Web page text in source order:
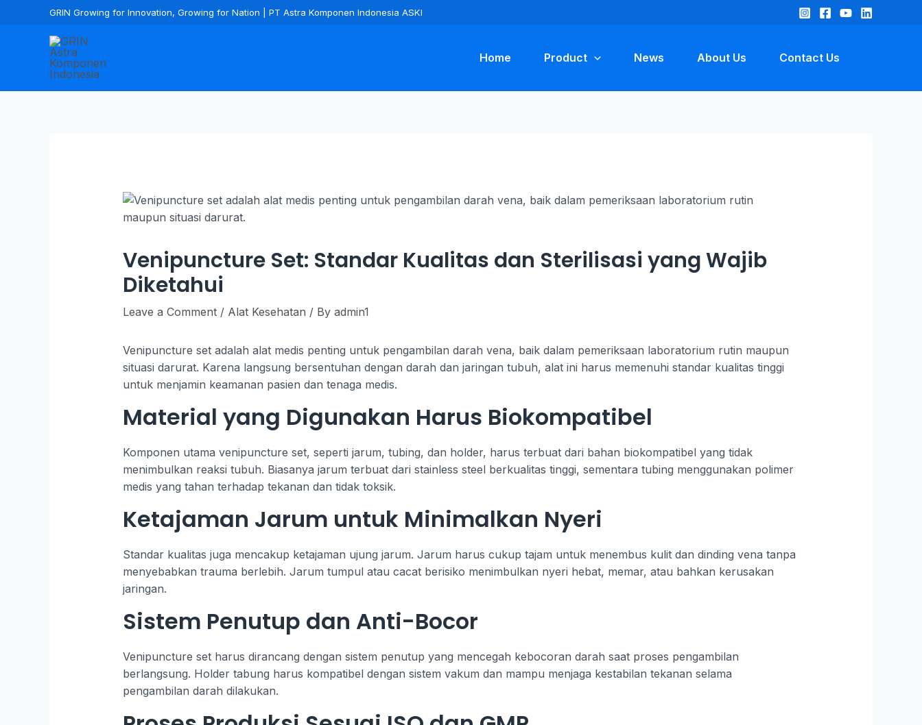
GRIN Growing for Innovation, Growing for Nation | PT Astra Komponen Indonesia ASKI
Home Product News About Us Contact Us
Venipuncture Set: Standar Kualitas dan Sterilisasi yang Wajib
Diketahui
Leave a Comment / Alat Kesehatan / By admin1
Venipuncture set adalah alat medis penting untuk pengambilan darah vena, baik dalam pemeriksaan laboratorium rutin maupun
situasi darurat. Karena langsung bersentuhan dengan darah dan jaringan tubuh, alat ini harus memenuhi standar kualitas tinggi
untuk menjamin keamanan pasien dan tenaga medis.
Material yang Digunakan Harus Biokompatibel
Komponen utama venipuncture set, seperti jarum, tubing, dan holder, harus terbuat dari bahan biokompatibel yang tidak
menimbulkan reaksi tubuh. Biasanya jarum terbuat dari stainless steel berkualitas tinggi, sementara tubing menggunakan polimer
medis yang tahan terhadap tekanan dan tidak toksik.
Ketajaman Jarum untuk Minimalkan Nyeri
Standar kualitas juga mencakup ketajaman ujung jarum. Jarum harus cukup tajam untuk menembus kulit dan dinding vena tanpa
menyebabkan trauma berlebih. Jarum tumpul atau cacat berisiko menimbulkan nyeri hebat, memar, atau bahkan kerusakan
jaringan.
Sistem Penutup dan Anti-Bocor
Venipuncture set harus dirancang dengan sistem penutup yang mencegah kebocoran darah saat proses pengambilan
berlangsung. Holder tabung harus kompatibel dengan sistem vakum dan mampu menjaga kestabilan tekanan selama
pengambilan darah dilakukan.